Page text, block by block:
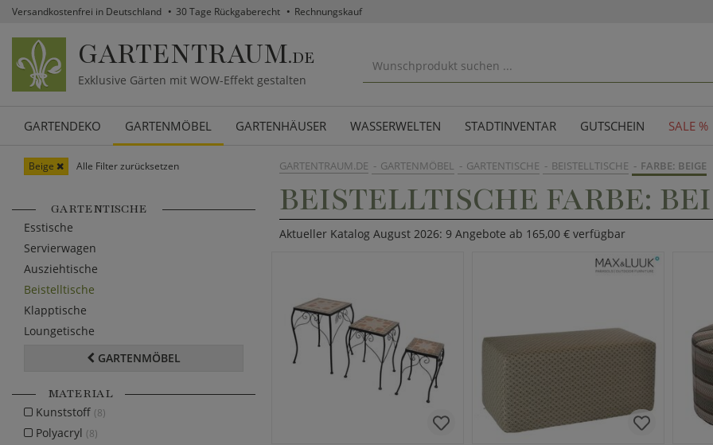
Versandkostenfrei in Deutschland 30 Tage Rückgaberecht Rechnungskauf
GARTENTRAUM.DE
Exklusive Gärten mit WOW-Effekt gestalten
GARTENDEKO GARTENMÖBEL GARTENHÄUSER WASSERWELTEN STADTINVENTAR GUTSCHEIN SALE %
GARTENTRAUM.DE GARTENMÖBEL GARTENTISCHE BEISTELLTISCHE FARBE: BEIGE
BEISTELLTISCHE FARBE:
Aktueller Katalog August 2026: 9 Angebote ab 165,00 € verfügbar
Beige Alle Filter zurücksetzen
GARTENTISCHE
Esstische
Servierwagen
Ausziehtische
Beistelltische
Klapptische
Loungetische
GARTENMÖBEL
MATERIAL
Kunststoff (8)
Polyacryl (8)